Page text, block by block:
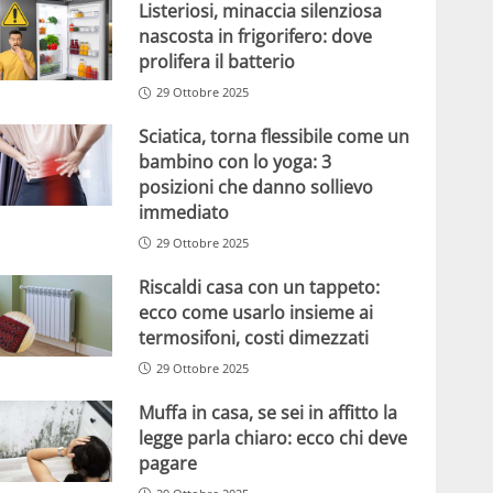
Listeriosi, minaccia silenziosa
nascosta in frigorifero: dove
prolifera il batterio
29 Ottobre 2025
Sciatica, torna flessibile come un
bambino con lo yoga: 3
posizioni che danno sollievo
immediato
29 Ottobre 2025
Riscaldi casa con un tappeto:
ecco come usarlo insieme ai
termosifoni, costi dimezzati
29 Ottobre 2025
Muffa in casa, se sei in affitto la
legge parla chiaro: ecco chi deve
pagare